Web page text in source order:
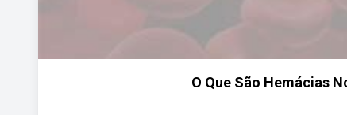
O Que São Hemácias